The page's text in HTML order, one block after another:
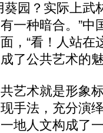
园？实际上武
一种暗合。”中
，“看！人站在
了公共艺术的
术就是形象
手法，充分演
地人文构成了